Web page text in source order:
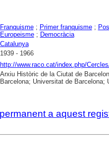
Franquisme; Primer franquisme;
Europeisme; Democràcia
Catalunya
1939 - 1966
http://www.raco.cat/index.php/
Arxiu Històric de la Ciutat de
Barcelona; Universitat de Barcelona;
a aquest